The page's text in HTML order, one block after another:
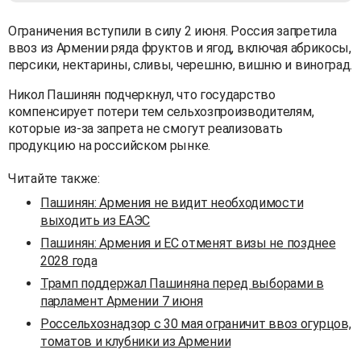
Ограничения вступили в силу 2 июня. Россия запретила
ввоз из Армении ряда фруктов и ягод, включая абрикосы,
персики, нектарины, сливы, черешню, вишню и виноград.
Никол Пашинян подчеркнул, что государство
компенсирует потери тем сельхозпроизводителям,
которые из-за запрета не смогут реализовать
продукцию на российском рынке.
Читайте также:
Пашинян: Армения не видит необходимости
выходить из ЕАЭС
Пашинян: Армения и ЕС отменят визы не позднее
2028 года
Трамп поддержал Пашиняна перед выборами в
парламент Армении 7 июня
Россельхознадзор с 30 мая ограничит ввоз огурцов,
томатов и клубники из Армении